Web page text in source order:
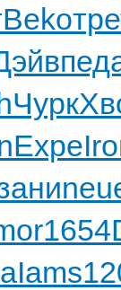
Beko
Чурк
Expe
1654
Iams